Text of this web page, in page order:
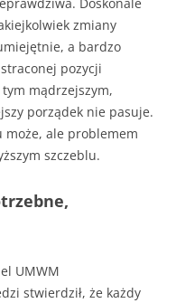
zmiany
a bardzo
pozycji
mądrzejszym,
porządek nie pasuje.
może, ale problemem
szczeblu.
UMWM
stwierdził, że każdy